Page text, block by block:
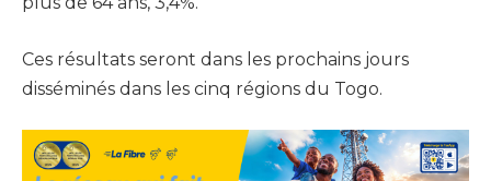
Ces résultats seront dans les prochains jours
disséminés dans les cinq régions du Togo.